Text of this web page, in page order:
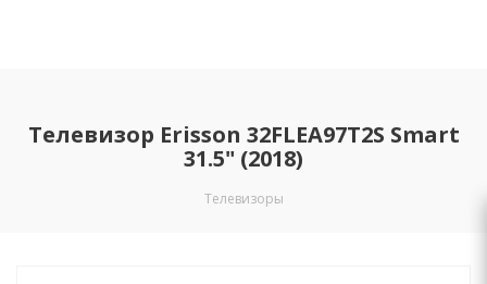
Телевизор Erisson 32FLEA97T2S Smart
31.5" (2018)
Телевизоры